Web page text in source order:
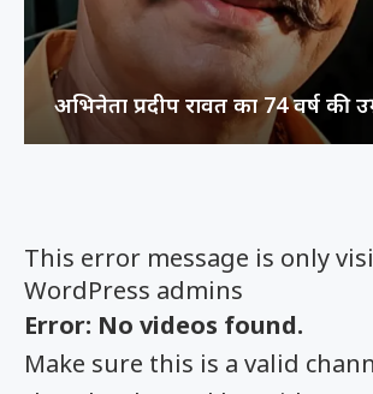
This error message is only
WordPress admins
Error: No videos found.
Make sure this is a valid
अभिनेता प्रदीप रावत का 74 वर्ष की